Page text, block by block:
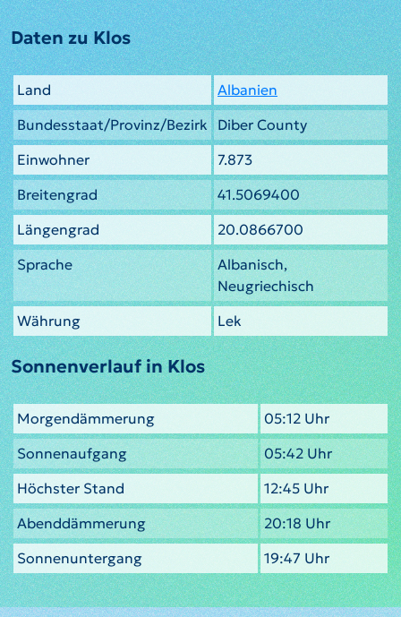
Daten zu Klos
Land
Albanien
Bundesstaat/Provinz/Bezirk
Diber County
Einwohner
7.873
Breitengrad
41.5069400
Längengrad
20.0866700
Sprache
Albanisch,
Neugriechisch
Währung
Lek
Sonnenverlauf in Klos
Morgendämmerung
05:12 Uhr
Sonnenaufgang
05:42 Uhr
Höchster Stand
12:45 Uhr
Abenddämmerung
20:18 Uhr
Sonnenuntergang
19:47 Uhr